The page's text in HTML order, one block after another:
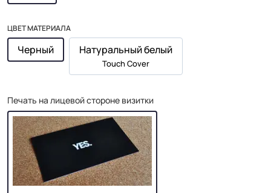
ЦВЕТ МАТЕРИАЛА
Черный Натуральный белый
Touch Cover
Печать на лицевой стороне визитки